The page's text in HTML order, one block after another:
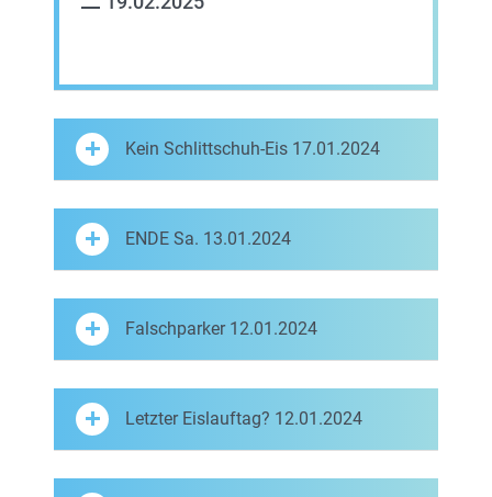
Kein Schlittschuh-Eis 17.01.2024
ENDE Sa. 13.01.2024
Falschparker 12.01.2024
Letzter Eislauftag? 12.01.2024